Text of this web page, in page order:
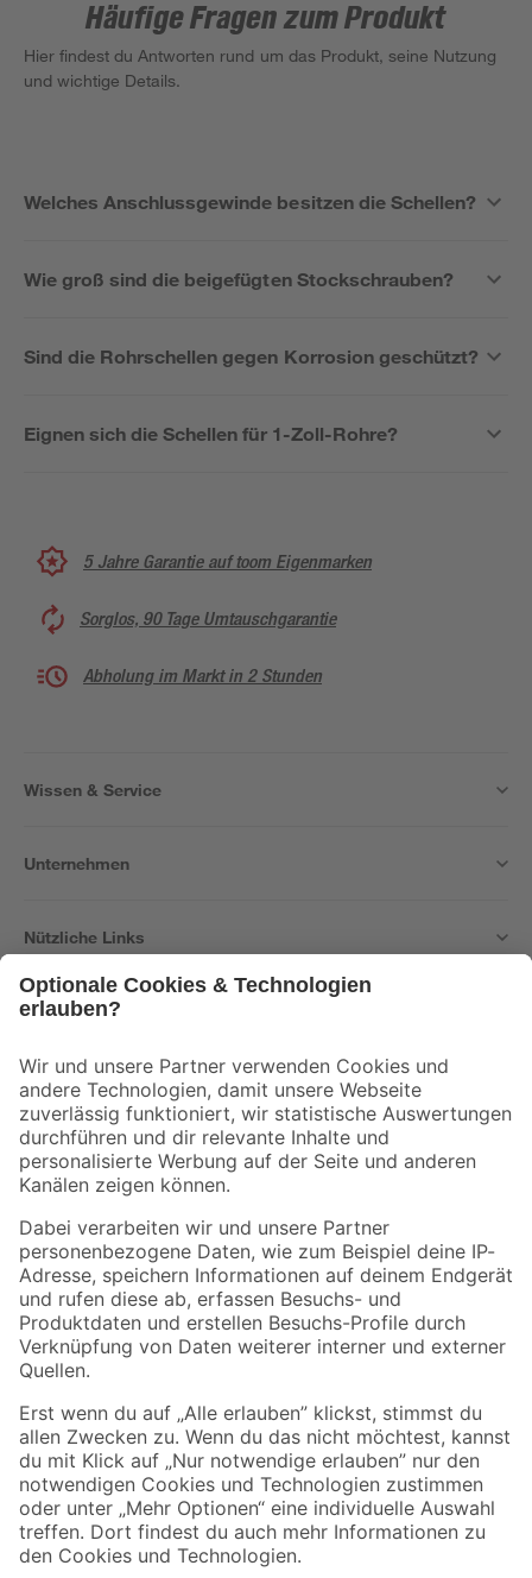
Häufige Fragen zum Produkt
Hier findest du Antworten rund um das Produkt, seine Nutzung
und wichtige Details.
Welches Anschlussgewinde besitzen die Schellen?
Wie groß sind die beigefügten Stockschrauben?
Sind die Rohrschellen gegen Korrosion geschützt?
Eignen sich die Schellen für 1-Zoll-Rohre?
5 Jahre Garantie auf toom Eigenmarken
Sorglos, 90 Tage Umtauschgarantie
Abholung im Markt in 2 Stunden
Wissen & Service
Unternehmen
Nützliche Links
Der toom Newsletter: Keine Angebote und Aktionen mehr verpassen!
Zur Newsletter Anmeldung
Folge uns
Zahlungsarten Versandarten
Sicher einkaufen
Jetzt die toom-App herunterladen